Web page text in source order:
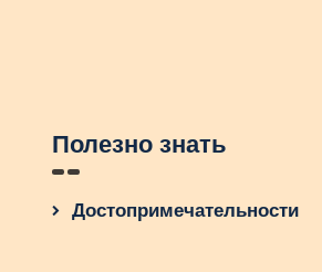
Полезно знать
Достопримечательности